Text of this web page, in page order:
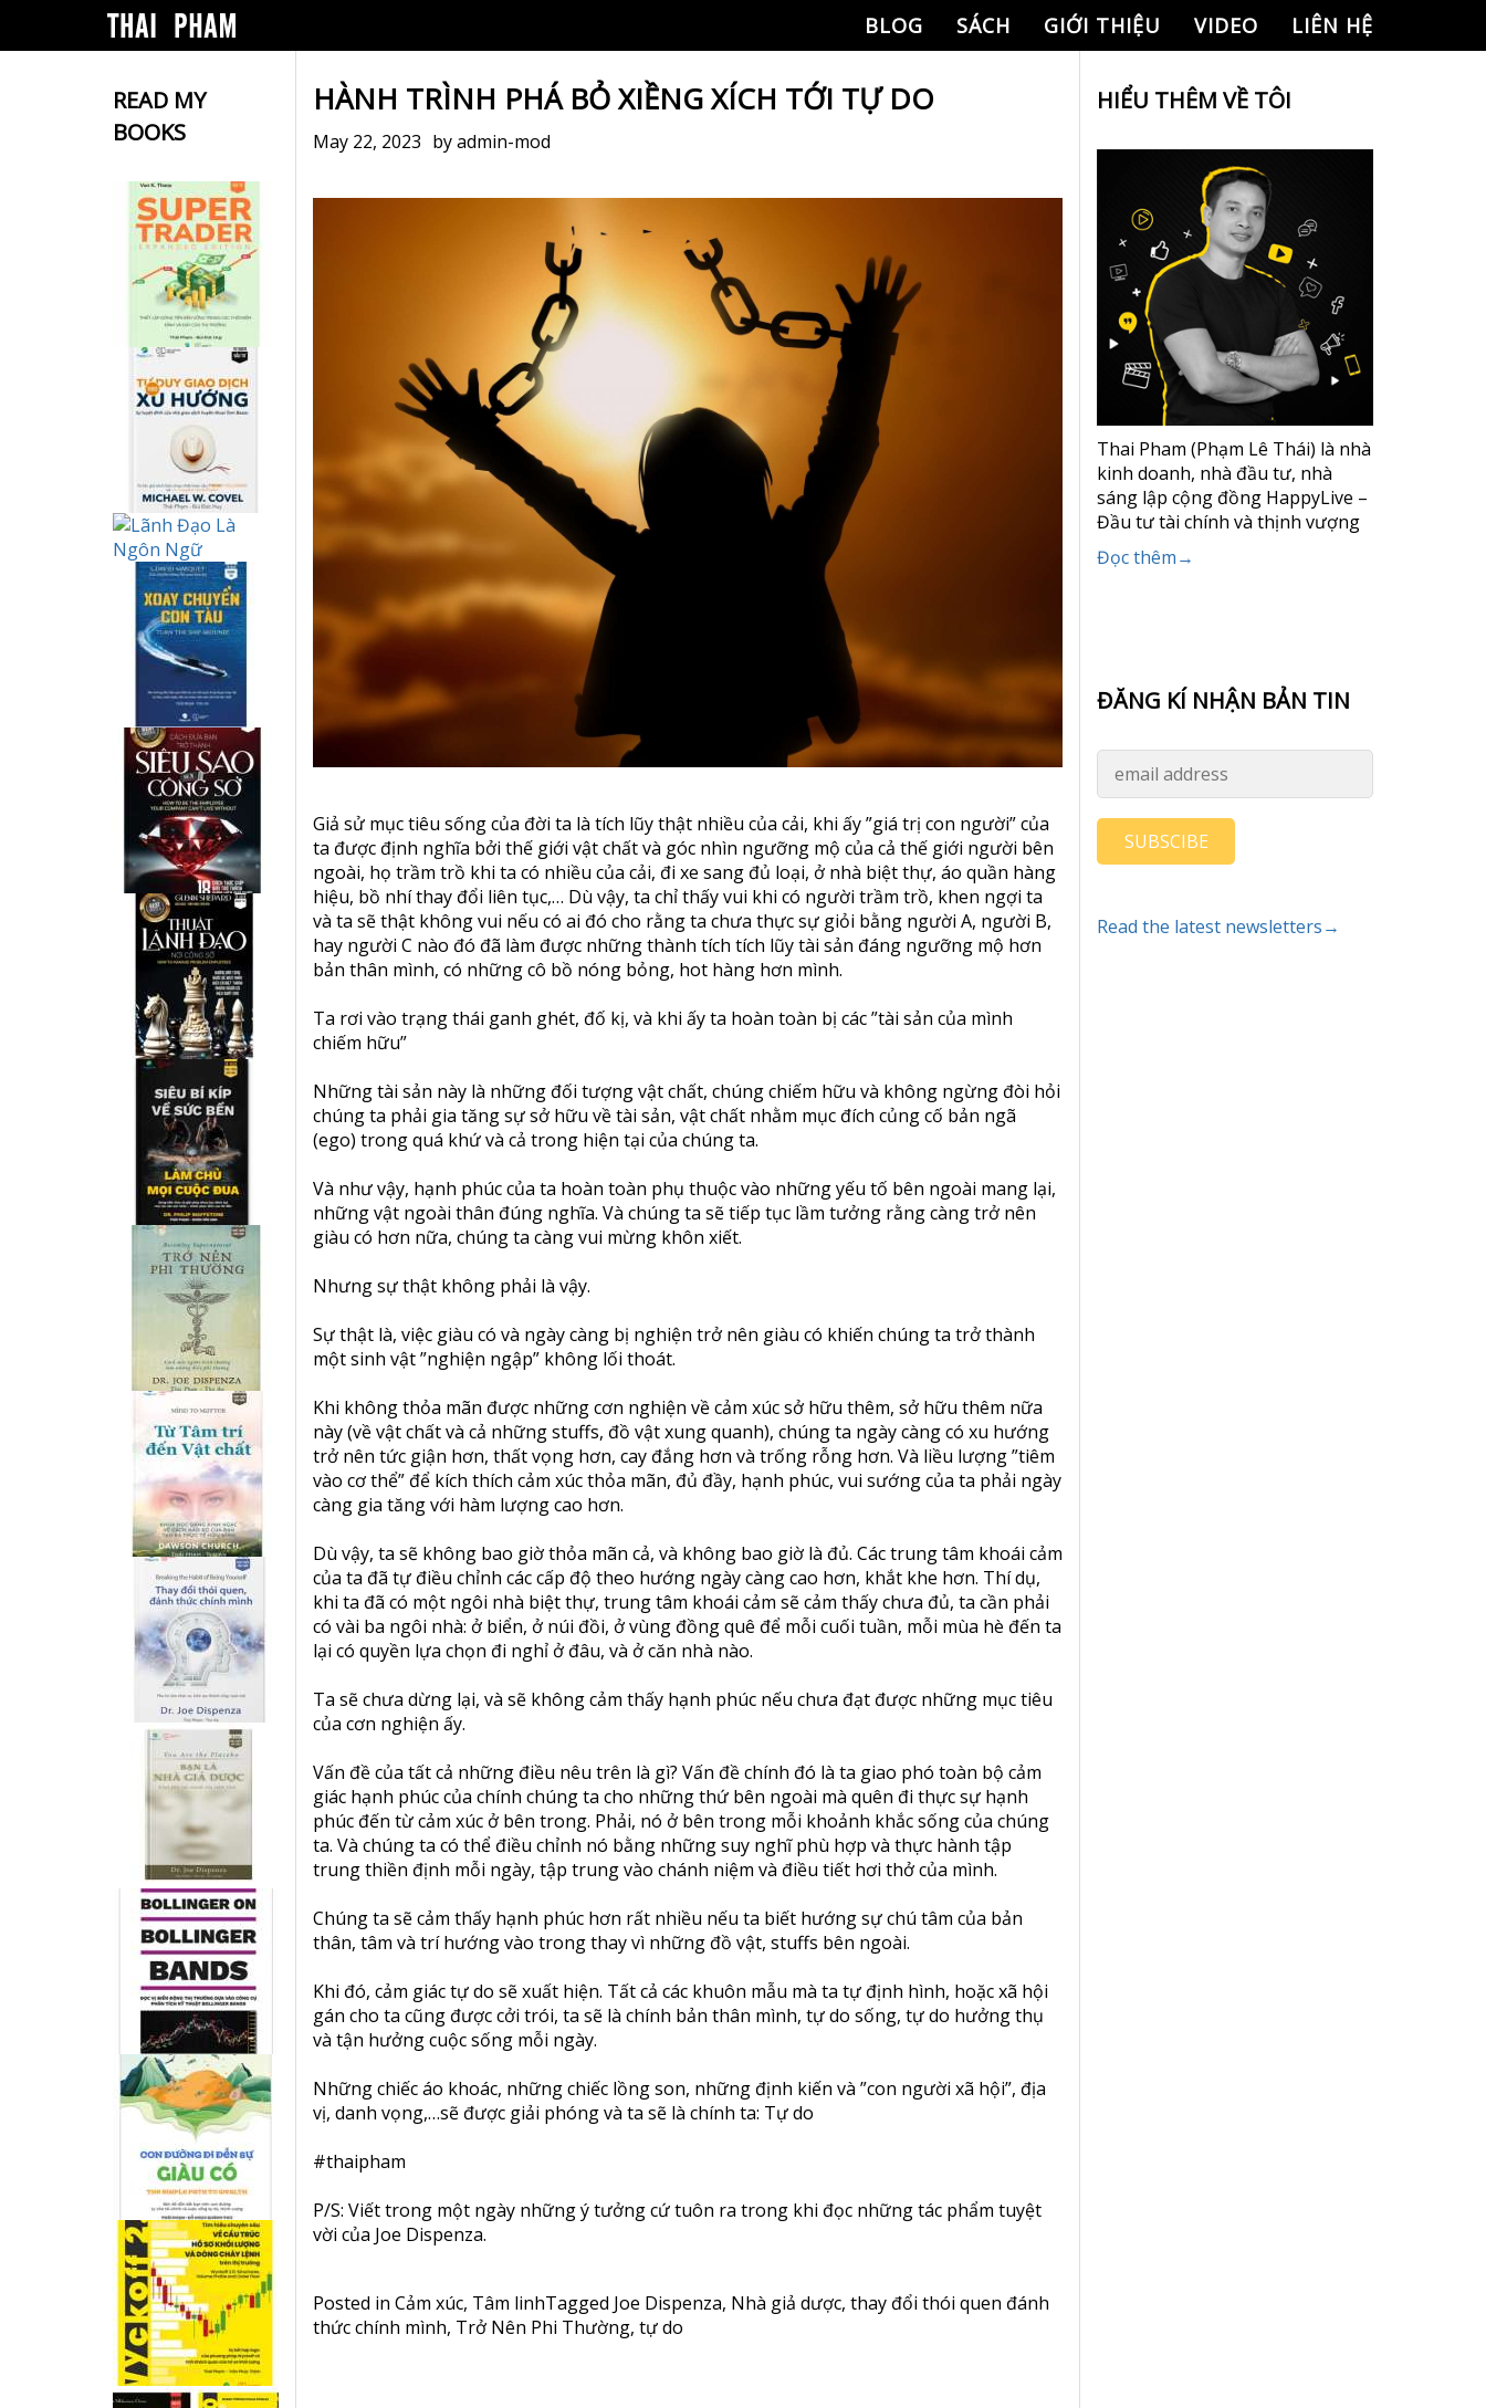
BLOG SÁCH GIỚI THIỆU VIDEO LIÊN HỆ
READ MY
BOOKS
HÀNH TRÌNH PHÁ BỎ XIỀNG XÍCH TỚI TỰ DO
May 22, 2023 byadmin-mod
Giả sử mục tiêu sống của đời ta là tích lũy thật nhiều của cải, khi ấy ”giá trị con người” của
ta được định nghĩa bởi thế giới vật chất và góc nhìn ngưỡng mộ của cả thế giới người bên
ngoài, họ trầm trồ khi ta có nhiều của cải, đi xe sang đủ loại, ở nhà biệt thự, áo quần hàng
hiệu, bồ nhí thay đổi liên tục,… Dù vậy, ta chỉ thấy vui khi có người trầm trồ, khen ngợi ta
và ta sẽ thật không vui nếu có ai đó cho rằng ta chưa thực sự giỏi bằng người A, người B,
hay người C nào đó đã làm được những thành tích tích lũy tài sản đáng ngưỡng mộ hơn
bản thân mình, có những cô bồ nóng bỏng, hot hàng hơn mình.
Ta rơi vào trạng thái ganh ghét, đố kị, và khi ấy ta hoàn toàn bị các ”tài sản của mình
chiếm hữu”
Những tài sản này là những đối tượng vật chất, chúng chiếm hữu và không ngừng đòi hỏi
chúng ta phải gia tăng sự sở hữu về tài sản, vật chất nhằm mục đích củng cố bản ngã
(ego) trong quá khứ và cả trong hiện tại của chúng ta.
Và như vậy, hạnh phúc của ta hoàn toàn phụ thuộc vào những yếu tố bên ngoài mang lại,
những vật ngoài thân đúng nghĩa. Và chúng ta sẽ tiếp tục lầm tưởng rằng càng trở nên
giàu có hơn nữa, chúng ta càng vui mừng khôn xiết.
Nhưng sự thật không phải là vậy.
Sự thật là, việc giàu có và ngày càng bị nghiện trở nên giàu có khiến chúng ta trở thành
một sinh vật ”nghiện ngập” không lối thoát.
Khi không thỏa mãn được những cơn nghiện về cảm xúc sở hữu thêm, sở hữu thêm nữa
này (về vật chất và cả những stuffs, đồ vật xung quanh), chúng ta ngày càng có xu hướng
trở nên tức giận hơn, thất vọng hơn, cay đắng hơn và trống rỗng hơn. Và liều lượng ”tiêm
vào cơ thể” để kích thích cảm xúc thỏa mãn, đủ đầy, hạnh phúc, vui sướng của ta phải ngày
càng gia tăng với hàm lượng cao hơn.
Dù vậy, ta sẽ không bao giờ thỏa mãn cả, và không bao giờ là đủ. Các trung tâm khoái cảm
của ta đã tự điều chỉnh các cấp độ theo hướng ngày càng cao hơn, khắt khe hơn. Thí dụ,
khi ta đã có một ngôi nhà biệt thự, trung tâm khoái cảm sẽ cảm thấy chưa đủ, ta cần phải
có vài ba ngôi nhà: ở biển, ở núi đồi, ở vùng đồng quê để mỗi cuối tuần, mỗi mùa hè đến ta
lại có quyền lựa chọn đi nghỉ ở đâu, và ở căn nhà nào.
Ta sẽ chưa dừng lại, và sẽ không cảm thấy hạnh phúc nếu chưa đạt được những mục tiêu
của cơn nghiện ấy.
Vấn đề của tất cả những điều nêu trên là gì? Vấn đề chính đó là ta giao phó toàn bộ cảm
giác hạnh phúc của chính chúng ta cho những thứ bên ngoài mà quên đi thực sự hạnh
phúc đến từ cảm xúc ở bên trong. Phải, nó ở bên trong mỗi khoảnh khắc sống của chúng
ta. Và chúng ta có thể điều chỉnh nó bằng những suy nghĩ phù hợp và thực hành tập
trung thiền định mỗi ngày, tập trung vào chánh niệm và điều tiết hơi thở của mình.
Chúng ta sẽ cảm thấy hạnh phúc hơn rất nhiều nếu ta biết hướng sự chú tâm của bản
thân, tâm và trí hướng vào trong thay vì những đồ vật, stuffs bên ngoài.
Khi đó, cảm giác tự do sẽ xuất hiện. Tất cả các khuôn mẫu mà ta tự định hình, hoặc xã hội
gán cho ta cũng được cởi trói, ta sẽ là chính bản thân mình, tự do sống, tự do hưởng thụ
và tận hưởng cuộc sống mỗi ngày.
Những chiếc áo khoác, những chiếc lồng son, những định kiến và ”con người xã hội”, địa
vị, danh vọng,…sẽ được giải phóng và ta sẽ là chính ta: Tự do
#thaipham
P/S: Viết trong một ngày những ý tưởng cứ tuôn ra trong khi đọc những tác phẩm tuyệt
vời của Joe Dispenza.
Posted in Cảm xúc, Tâm linhTagged Joe Dispenza, Nhà giả dược, thay đổi thói quen đánh
thức chính mình, Trở Nên Phi Thường, tự do
HIỂU THÊM VỀ TÔI
Thai Pham (Phạm Lê Thái) là nhà
kinh doanh, nhà đầu tư, nhà
sáng lập cộng đồng HappyLive –
Đầu tư tài chính và thịnh vượng
Đọc thêm→
ĐĂNG KÍ NHẬN BẢN TIN
SUBSCIBE
Read the latest newsletters→